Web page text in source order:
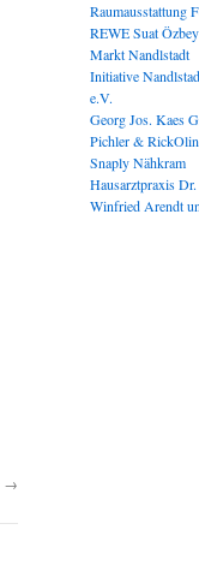
→
Raumausstattung
REWE Suat
Markt Nandlstadt
Initiative
e.V.
Georg Jos. Kaes
Pichler &
Snaply Nähkram
Hausarztpraxis
Winfried Arendt